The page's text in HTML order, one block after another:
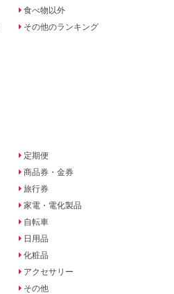
食べ物以外
その他のランキング
定期便
商品券・金券
旅行券
家電・電化製品
自転車
日用品
化粧品
アクセサリー
その他